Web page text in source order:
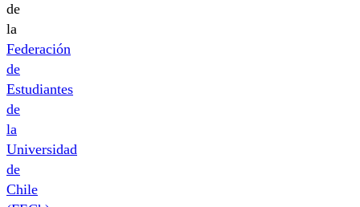
de
la
Federación
de
Estudiantes
de
la
Universidad
de
Chile